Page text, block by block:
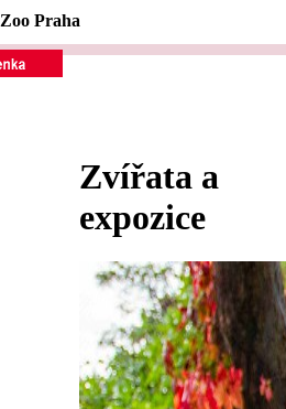
Zoo Praha
Zvířata a
expozice